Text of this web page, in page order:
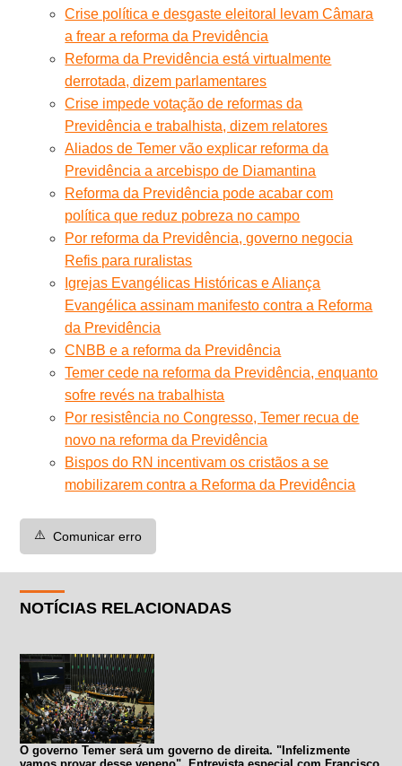
Crise política e desgaste eleitoral levam Câmara
a frear a reforma da Previdência
Reforma da Previdência está virtualmente
derrotada, dizem parlamentares
Crise impede votação de reformas da
Previdência e trabalhista, dizem relatores
Aliados de Temer vão explicar reforma da
Previdência a arcebispo de Diamantina
Reforma da Previdência pode acabar com
política que reduz pobreza no campo
Por reforma da Previdência, governo negocia
Refis para ruralistas
Igrejas Evangélicas Históricas e Aliança
Evangélica assinam manifesto contra a Reforma
da Previdência
CNBB e a reforma da Previdência
Temer cede na reforma da Previdência, enquanto
sofre revés na trabalhista
Por resistência no Congresso, Temer recua de
novo na reforma da Previdência
Bispos do RN incentivam os cristãos a se
mobilizarem contra a Reforma da Previdência
⚠️ Comunicar erro
NOTÍCIAS RELACIONADAS
O governo Temer será um governo de direita. "Infelizmente